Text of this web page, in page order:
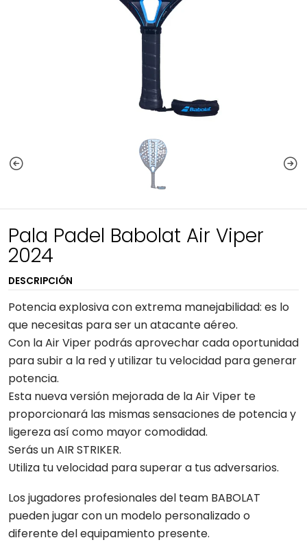
Pala Padel Babolat Air Viper
2024
DESCRIPCIÓN
Potencia explosiva con extrema manejabilidad: es lo
que necesitas para ser un atacante aéreo.
Con la Air Viper podrás aprovechar cada oportunidad
para subir a la red y utilizar tu velocidad para generar
potencia.
Esta nueva versión mejorada de la Air Viper te
proporcionará las mismas sensaciones de potencia y
ligereza así como mayor comodidad.
Serás un AIR STRIKER.
Utiliza tu velocidad para superar a tus adversarios.
Los jugadores profesionales del team BABOLAT
pueden jugar con un modelo personalizado o
diferente del equipamiento presente.